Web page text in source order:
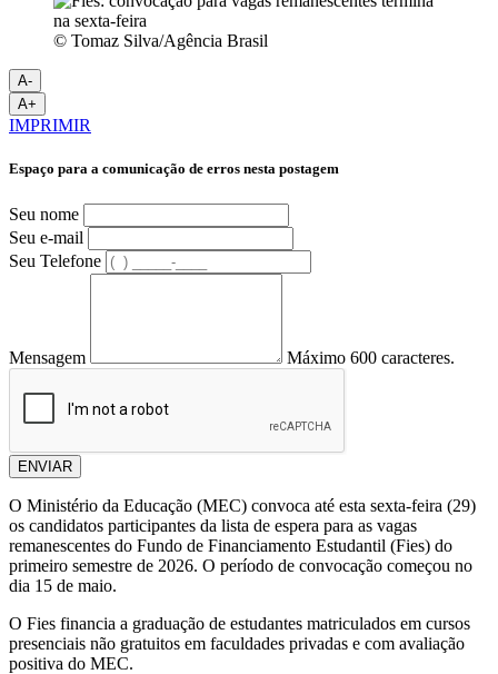
© Tomaz Silva/Agência Brasil
A-
A+
IMPRIMIR
Espaço para a comunicação de erros nesta postagem
Seu nome
Seu e-mail
Seu Telefone
Mensagem Máximo 600 caracteres.
ENVIAR
O Ministério da Educação (MEC) convoca até esta sexta-feira (29)
os candidatos participantes da lista de espera para as vagas
remanescentes do Fundo de Financiamento Estudantil (Fies) do
primeiro semestre de 2026. O período de convocação começou no
dia 15 de maio.
O Fies financia a graduação de estudantes matriculados em cursos
presenciais não gratuitos em faculdades privadas e com avaliação
positiva do MEC.